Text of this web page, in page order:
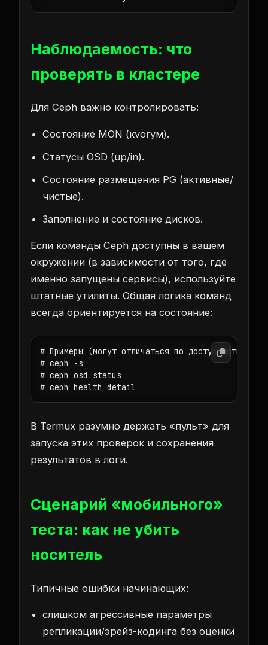
Наблюдаемость: что
проверять в кластере
Для Ceph важно контролировать:
Состояние MON (кvorум).
Статусы OSD (up/in).
Состояние размещения PG (активные/
чистые).
Заполнение и состояние дисков.
Если команды Ceph доступны в вашем
окружении (в зависимости от того, где
именно запущены сервисы), используйте
штатные утилиты. Общая логика команд
всегда ориентируется на состояние:
# Примеры (могут отличаться по доступности в
# ceph -s
# ceph osd status
# ceph health detail
В Termux разумно держать «пульт» для
запуска этих проверок и сохранения
результатов в логи.
Сценарий «мобильного»
теста: как не убить
носитель
Типичные ошибки начинающих:
слишком агрессивные параметры
репликации/эрейз-кодинга без оценки